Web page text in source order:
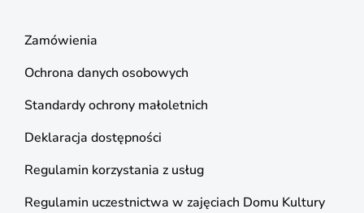
Zamówienia
Ochrona danych osobowych
Standardy ochrony małoletnich
Deklaracja dostępności
Regulamin korzystania z usług
Regulamin uczestnictwa w zajęciach Domu Kultury